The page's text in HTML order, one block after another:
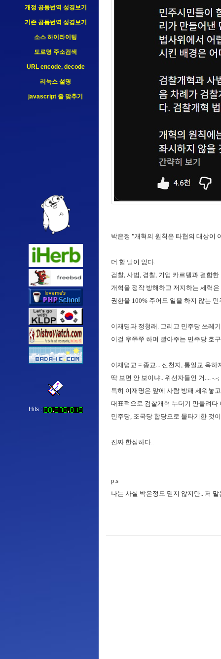
개정 공동번역 성경보기
기존 공동번역 성경보기
소스 하이라이팅
도로명 주소검색
URL encode, decode
리눅스 설명
javascript 줄 맞추기
Hits :
박은정 "개혁의 원칙은 타협의 대상이
더 할 말이 없다.
검찰, 사법, 경찰, 기업 카르텔과 결합
개혁을 정작 방해하고 저지하는 세력
권한을 100% 주어도 일을 하지 않는
이재명과 정청래. 그리고 민주당 쓰레
이걸 우쭈쭈 하며 빨아주는 민주당 호
이재명교 = 종교... 신천지, 통일교 욕하
딱 보면 안 보이냐.. 위선자들인 거.... -
특히 이재명은 앞에 사람 방패 세워놓
대표적으로 검찰개혁 누더기 만들려다
민주당, 조국당 합당으로 물타기한 것
진짜 한심하다..
p.s
나는 사실 박은정도 믿지 않지만.. 저